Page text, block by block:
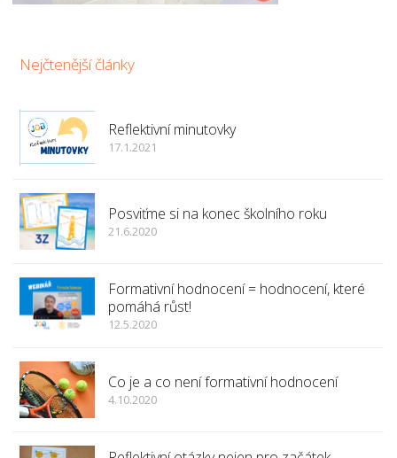
Nejčtenější články
Reflektivní minutovky
17.1.2021
Posviťme si na konec školního roku
21.6.2020
Formativní hodnocení = hodnocení, které
pomáhá růst!
12.5.2020
Co je a co není formativní hodnocení
4.10.2020